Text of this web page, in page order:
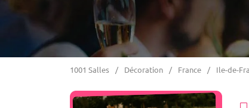
1001 Salles Décoration France Ile-de-